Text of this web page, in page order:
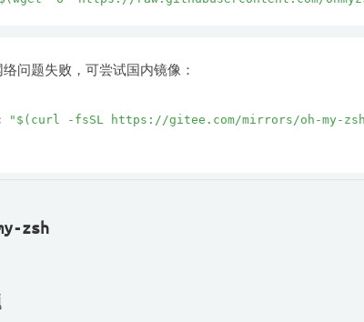
络问题失败，可尝试国内镜像：
" $(curl -fsSL https://gitee.com/mirrors/oh-my-
zsh